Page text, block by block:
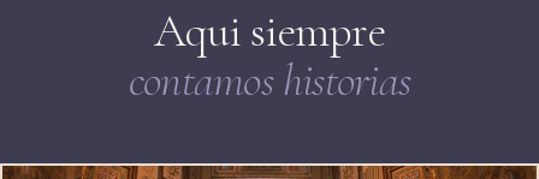
Aqui siempre
contamos historias